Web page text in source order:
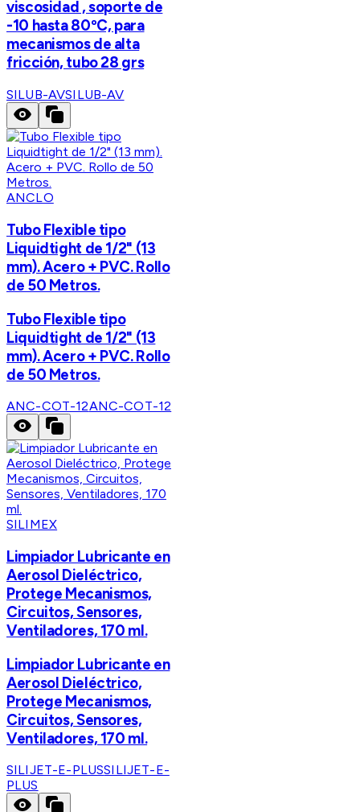
viscosidad , soporte de
-10 hasta 80ºC, para
mecanismos de alta
fricción, tubo 28 grs
SILUB-AVSILUB-AV
ANCLO
Tubo Flexible tipo
Liquidtight de 1/2" (13
mm). Acero + PVC. Rollo
de 50 Metros.
Tubo Flexible tipo
Liquidtight de 1/2" (13
mm). Acero + PVC. Rollo
de 50 Metros.
ANC-COT-12ANC-COT-12
SILIMEX
Limpiador Lubricante en
Aerosol Dieléctrico,
Protege Mecanismos,
Circuitos, Sensores,
Ventiladores, 170 ml.
Limpiador Lubricante en
Aerosol Dieléctrico,
Protege Mecanismos,
Circuitos, Sensores,
Ventiladores, 170 ml.
SILIJET-E-PLUSSILIJET-E-
PLUS